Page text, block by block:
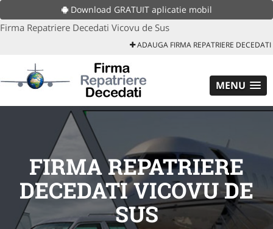
Download GRATUIT aplicatie mobil
Firma Repatriere Decedati Vicovu de Sus
ADAUGA FIRMA REPATRIERE DECEDATI
MENU
FIRMA REPATRIERE
DECEDATI VICOVU DE
SUS